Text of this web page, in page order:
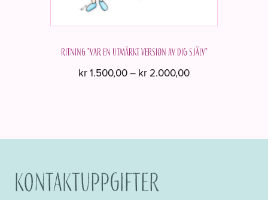
Ritning "Var en utmärkt version av dig själv"
kr1.500,00– kr 2.000,00Prisintervall:
har
varianter.
De
Kontaktuppgifter